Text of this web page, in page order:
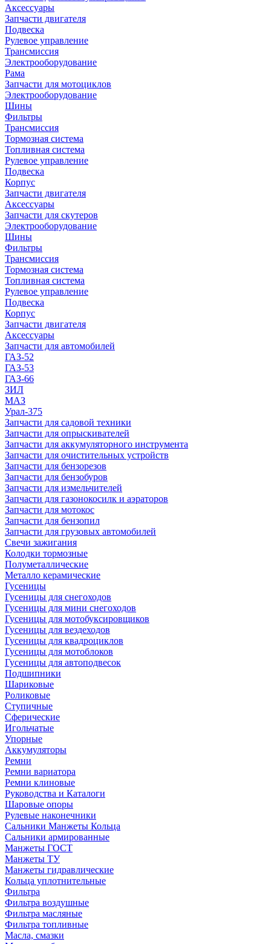
Аксессуары
Запчасти двигателя
Подвеска
Рулевое управление
Трансмиссия
Электрооборудование
Рама
Запчасти для мотоциклов
Электрооборудование
Шины
Фильтры
Трансмиссия
Тормозная система
Топливная система
Рулевое управление
Подвеска
Корпус
Запчасти двигателя
Аксессуары
Запчасти для скутеров
Электрооборудование
Шины
Фильтры
Трансмиссия
Тормозная система
Топливная система
Рулевое управление
Подвеска
Корпус
Запчасти двигателя
Аксессуары
Запчасти для автомобилей
ГАЗ-52
ГАЗ-53
ГАЗ-66
ЗИЛ
МАЗ
Урал-375
Запчасти для садовой техники
Запчасти для опрыскивателей
Запчасти для аккумуляторного инструмента
Запчасти для очистительных устройств
Запчасти для бензорезов
Запчасти для бензобуров
Запчасти для измельчителей
Запчасти для газонокосилк и аэраторов
Запчасти для мотокос
Запчасти для бензопил
Запчасти для грузовых автомобилей
Свечи зажигания
Колодки тормозные
Полуметаллические
Металло керамические
Гусеницы
Гусеницы для снегоходов
Гусеницы для мини снегоходов
Гусеницы для мотобуксировщиков
Гусеницы для вездеходов
Гусеницы для квадроциклов
Гусеницы для мотоблоков
Гусеницы для автоподвесок
Подшипники
Шариковые
Роликовые
Ступичные
Сферические
Игольчатые
Упорные
Аккумуляторы
Ремни
Ремни вариатора
Ремни клиновые
Руководства и Каталоги
Шаровые опоры
Рулевые наконечники
Сальники Манжеты Кольца
Сальники армированные
Манжеты ГОСТ
Манжеты ТУ
Манжеты гидравлические
Кольца уплотнительные
Фильтра
Фильтра воздушные
Фильтра масляные
Фильтра топливные
Масла, смазки